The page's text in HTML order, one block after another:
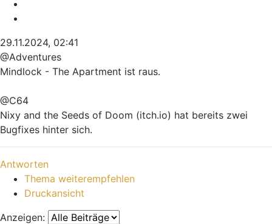
29.11.2024, 02:41
@Adventures
Mindlock - The Apartment ist raus.
@C64
Nixy and the Seeds of Doom (itch.io) hat bereits zwei
Bugfixes hinter sich.
Nach oben
Antworten
Thema weiterempfehlen
Druckansicht
Anzeigen: